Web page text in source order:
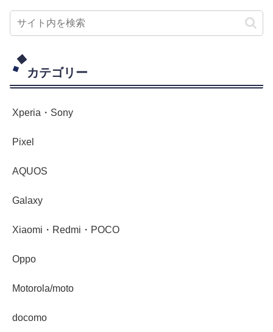
カテゴリー
Xperia・Sony
Pixel
AQUOS
Galaxy
Xiaomi・Redmi・POCO
Oppo
Motorola/moto
docomo